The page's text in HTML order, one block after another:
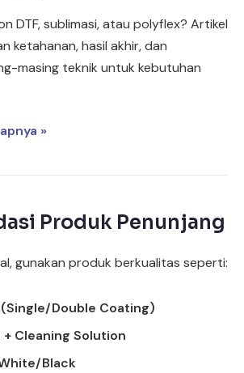
DTF, sublimasi, atau polyflex? Artikel
ketahanan, hasil akhir, dan
masing teknik untuk kebutuhan
»
Produk Penunjang
gunakan produk berkualitas seperti:
(Single/Double Coating)
+ Cleaning Solution
Black